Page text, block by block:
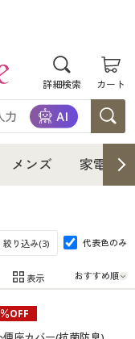
詳細検索 カート
メンズ 家電・
絞り込み(3) 代表色のみ
表示
OFF